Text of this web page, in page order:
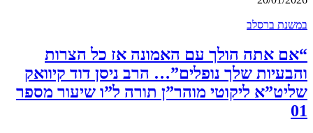
במשנת ברסלב
“אם אתה הולך עם האמונה אז כל הצרות
והבעיות שלך נופלים”… הרב ניסן דוד קיוואק
שליט”א ליקוטי מוהר”ן תורה ל”ו שיעור מספר
01